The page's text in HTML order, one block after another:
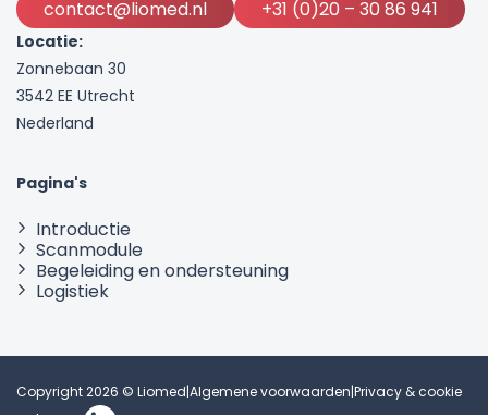
contact@liomed.nl +31 (0)20 – 30 86 941
Locatie:
Zonnebaan 30
3542 EE Utrecht
Nederland
Pagina's
Introductie
Scanmodule
Begeleiding en ondersteuning
Logistiek
Copyright 2026 © Liomed|Algemene voorwaarden|Privacy & cookie